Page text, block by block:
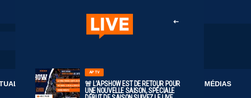
CLUB MÉDIAS
AP TV
🚨 L’APSHOW EST DE RETOUR POUR
UNE NOUVELLE SAISON, SPÉCIALE